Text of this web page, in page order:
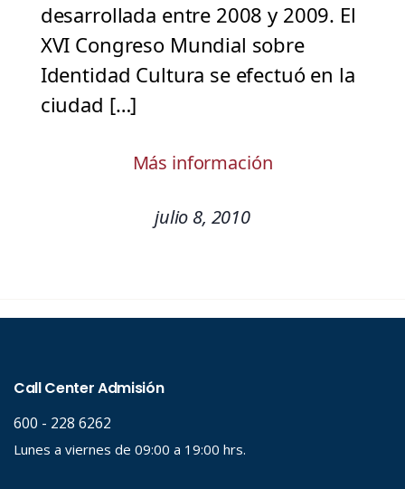
desarrollada entre 2008 y 2009. El
XVI Congreso Mundial sobre
Identidad Cultura se efectuó en la
ciudad […]
Más información
julio 8, 2010